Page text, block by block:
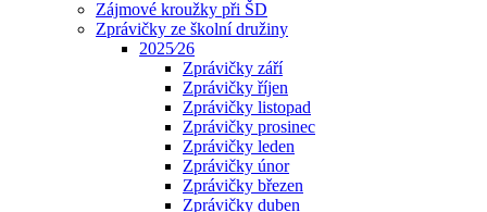
Zájmové kroužky při ŠD
Zprávičky ze školní družiny
2025⁄26
Zprávičky září
Zprávičky říjen
Zprávičky listopad
Zprávičky prosinec
Zprávičky leden
Zprávičky únor
Zprávičky březen
Zprávičky duben